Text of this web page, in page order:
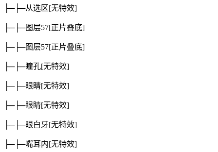
├─├─从选区[无特效]
├─├─图层57[正片叠底]
├─├─图层57[正片叠底]
├─├─瞳孔[无特效]
├─├─眼睛[无特效]
├─├─眼睛[无特效]
├─├─眼白牙[无特效]
├─├─嘴耳内[无特效]